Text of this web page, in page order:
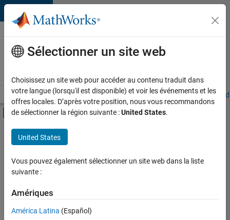
Passer au contenu
Votre
carrière
chez
Accueil Explorer nos opportunités Adresses de nos bureaux
Activer/désactiver l'affichage du menu
Contenu principal
FILTRER PAR
Programme destiné aux nouvelles carrières (EDG)
Infrastructure et architecture
Développement de produits
Actuellement,
Sélectionner un site web
Choisissez un site web pour accéder au contenu traduit dans
votre langue (lorsqu'il est disponible) et voir les événements et les
offres locales. D’après votre position, nous vous recommandons
de sélectionner la région suivante :United States.
United States
Vous pouvez également sélectionner un site web dans la liste
suivante :
Amériques
América Latina (Español)